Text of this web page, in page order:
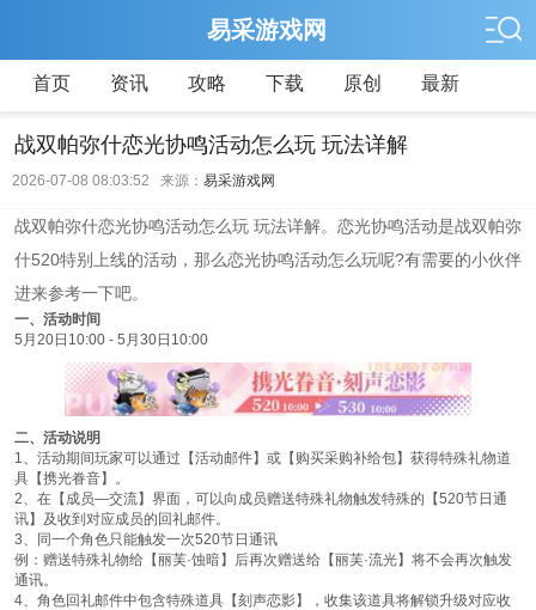
易采游戏网
首页 资讯 攻略 下载 原创 最新
战双帕弥什恋光协鸣活动怎么玩 玩法详解
2026-07-08 08:03:52 来源： 易采游戏网
战双帕弥什恋光协鸣活动怎么玩 玩法详解。恋光协鸣活动是战双帕弥
什520特别上线的活动，那么恋光协鸣活动怎么玩呢?有需要的小伙伴
进来参考一下吧。
一、活动时间
5月20日10:00 - 5月30日10:00
二、活动说明
1、活动期间玩家可以通过【活动邮件】或【购买采购补给包】获得特殊礼物道
具【携光眷音】。
2、在【成员—交流】界面，可以向成员赠送特殊礼物触发特殊的【520节日通
讯】及收到对应成员的回礼邮件。
3、同一个角色只能触发一次520节日通讯
例：赠送特殊礼物给【丽芙·蚀暗】后再次赠送给【丽芙·流光】将不会再次触发
通讯。
4、角色回礼邮件中包含特殊道具【刻声恋影】，收集该道具将解锁升级对应收